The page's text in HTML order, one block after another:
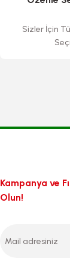
Sizler İçin
Kampanya ve
Olun!